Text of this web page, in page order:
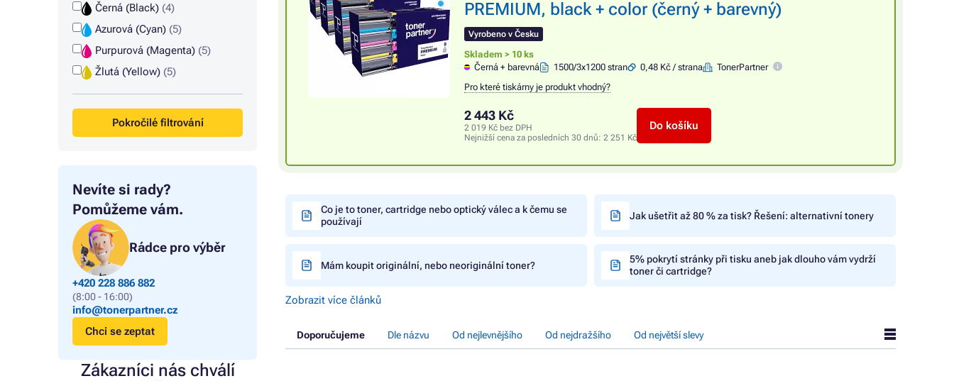
Černá (Black) (4)
Azurová (Cyan) (5)
Purpurová (Magenta) (5)
Žlutá (Yellow) (5)
Pokročilé filtrování
Nevíte si rady?
Pomůžeme vám.
Rádce pro výběr
+420 228 886 882
(8:00 - 16:00)
info@tonerpartner.cz
Chci se zeptat
Zákazníci nás chválí
PREMIUM, black + color (černý + barevný)
Vyrobeno v Česku
Skladem > 10 ks
Černá + barevná
1500/3x1200 stran 0,48 Kč / strana
TonerPartner
Pro které tiskárny je produkt vhodný?
2 443 Kč
2 019 Kč bez DPH
Nejnižší cena za posledních 30 dnů: 2 251 Kč
Do košíku
Co je to toner, cartridge nebo optický válec a k čemu se
používají
Jak ušetřit až 80 % za tisk? Řešení: alternativní tonery
Mám koupit originální, nebo neoriginální toner?
5% pokrytí stránky při tisku aneb jak dlouho vám vydrží
toner či cartridge?
Zobrazit více článků
Doporučujeme Dle názvu Od nejlevnějšího Od nejdražšího Od největší slevy